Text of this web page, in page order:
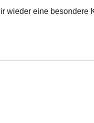
wieder eine besondere